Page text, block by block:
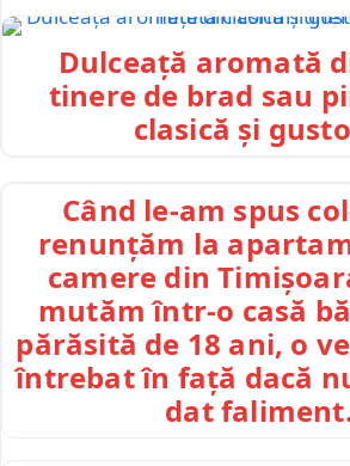
Dulceață aromată
tinere de brad sau
clasică și
Când le-am spus
renunțăm la
camere din
mutăm într-o casă
părăsită de 18 ani, o
întrebat în față dacă
dat